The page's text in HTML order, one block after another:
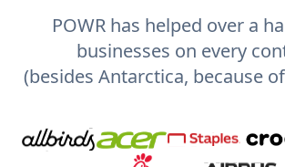
POWR has helped over a
businesses on every
(besides Antarctica, because